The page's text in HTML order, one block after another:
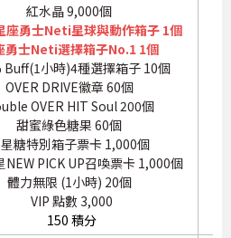
紅水晶 9,000個
座勇士Neti星球與動作箱子 1個
勇士Neti選擇箱子No.1 1個
Buff(1小時)4種選擇箱子 10個
OVER DRIVE徽章 60個
OVER HIT Soul 200個
甜蜜綠色糖果 60個
糖特別箱子票卡 1,000個
NEW PICK UP召喚票卡 1,000個
體力無限 (1小時) 20個
VIP 點數 3,000
150 積分